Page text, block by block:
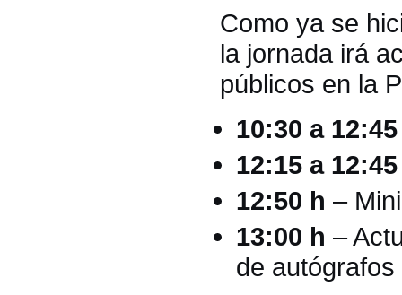
Como ya se
la jornada irá
públicos en la
10:30 a
12:15 a
12:50 h –
13:00 h –
de